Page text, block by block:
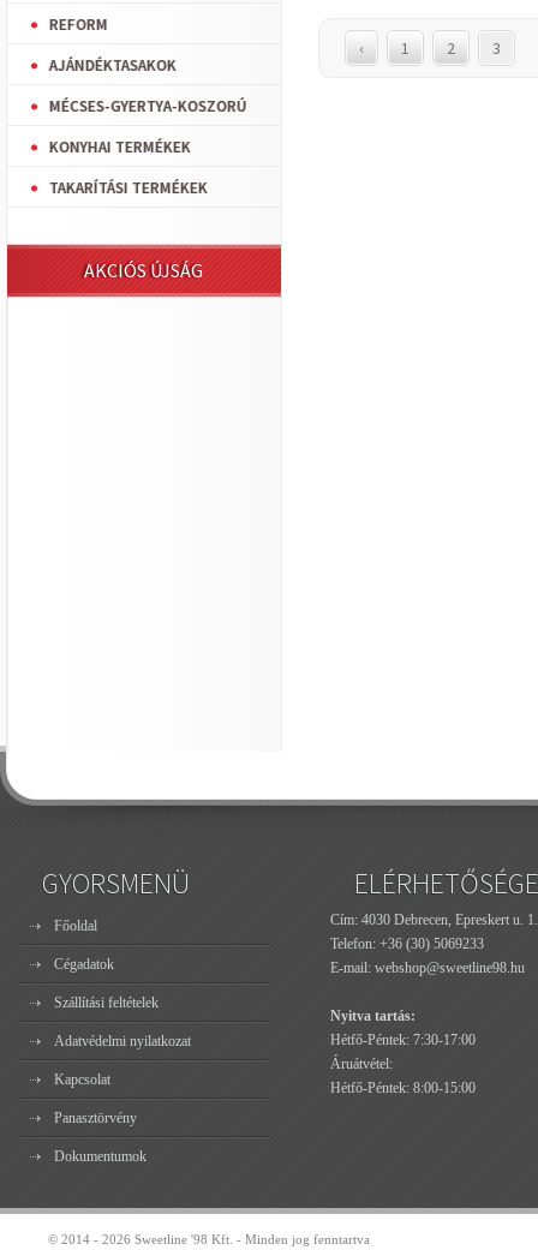
REFORM
AJÁNDÉKTASAKOK
MÉCSES-GYERTYA-KOSZORÚ
KONYHAI TERMÉKEK
TAKARÍTÁSI TERMÉKEK
AKCIÓS ÚJSÁG
‹ 1 2 3
GYORSMENÜ
Főoldal
Cégadatok
Szállítási feltételek
Adatvédelmi nyilatkozat
Kapcsolat
Panasztörvény
Dokumentumok
Cím: 4030 Debrecen, Epreskert u. 1.
Telefon: +36 (30) 5069233
E-mail: webshop@sweetline98.hu
Nyitva tartás:
Hétfő-Péntek: 7:30-17:00
Áruátvétel:
Hétfő-Péntek: 8:00-15:00
© 2014 - 2026 Sweetline '98 Kft. - Minden jog fenntartva